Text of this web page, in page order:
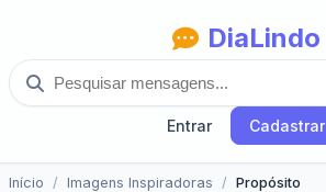
DiaLindo
Entrar Cadastrar
Início Imagens Inspiradoras Propósito